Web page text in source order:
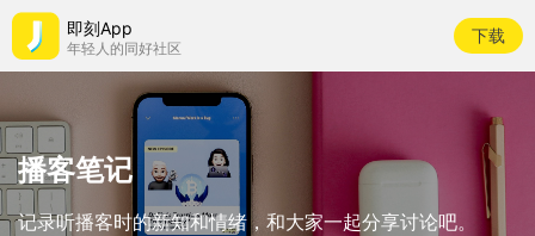
即刻App
年轻人的同好社区
下载
播客笔记
记录听播客时的新知和情绪，和大家一起分享讨论吧。